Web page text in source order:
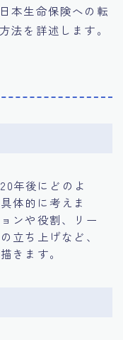
本生命保険への転
法を詳述します。
年後にどのよ
体的に考えま
ンや役割、リー
立ち上げなど、
きます。